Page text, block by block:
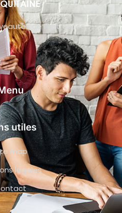
de l’entreprise
utiles
map
légales